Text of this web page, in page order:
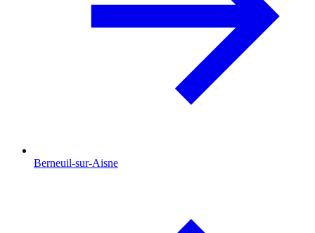
Berneuil-sur-Aisne